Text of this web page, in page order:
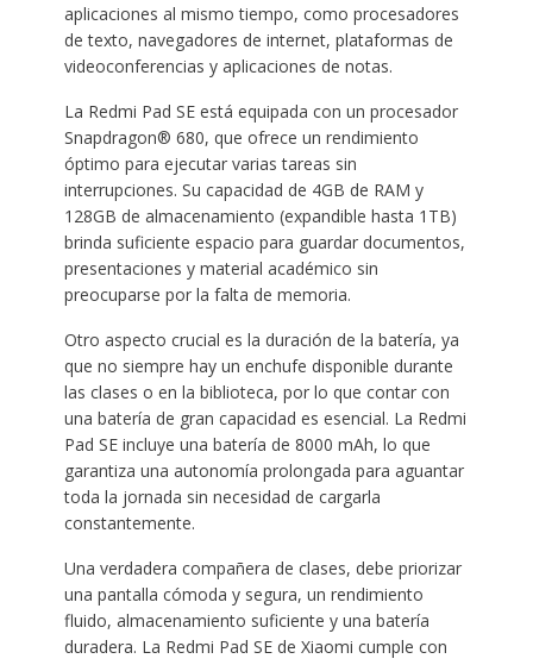
aplicaciones al mismo tiempo, como procesadores
de texto, navegadores de internet, plataformas de
videoconferencias y aplicaciones de notas.
La Redmi Pad SE está equipada con un procesador
Snapdragon® 680, que ofrece un rendimiento
óptimo para ejecutar varias tareas sin
interrupciones. Su capacidad de 4GB de RAM y
128GB de almacenamiento (expandible hasta 1TB)
brinda suficiente espacio para guardar documentos,
presentaciones y material académico sin
preocuparse por la falta de memoria.
Otro aspecto crucial es la duración de la batería, ya
que no siempre hay un enchufe disponible durante
las clases o en la biblioteca, por lo que contar con
una batería de gran capacidad es esencial. La Redmi
Pad SE incluye una batería de 8000 mAh, lo que
garantiza una autonomía prolongada para aguantar
toda la jornada sin necesidad de cargarla
constantemente.
Una verdadera compañera de clases, debe priorizar
una pantalla cómoda y segura, un rendimiento
fluido, almacenamiento suficiente y una batería
duradera. La Redmi Pad SE de Xiaomi cumple con